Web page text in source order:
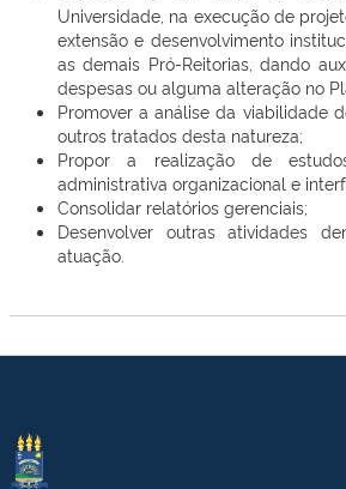
Universidade, na execução de
extensão e desenvolvimento
as demais Pró-Reitorias, dando
despesas ou alguma alteração no
Promover a análise da viabilidade
outros tratados desta natureza;
Propor a realização de
administrativa organizacional e
Consolidar relatórios gerenciais;
Desenvolver outras atividades
atuação.